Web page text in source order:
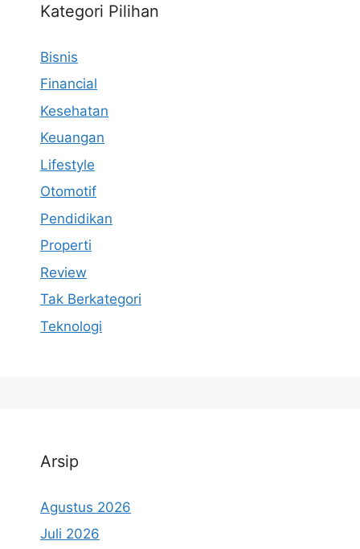
Kategori Pilihan
Bisnis
Financial
Kesehatan
Keuangan
Lifestyle
Otomotif
Pendidikan
Properti
Review
Tak Berkategori
Teknologi
Arsip
Agustus 2026
Juli 2026